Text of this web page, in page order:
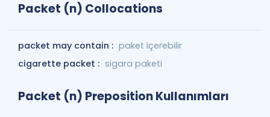
Packet (n) Collocations
packet may contain : paket içerebilir
cigarette packet : sigara paketi
Packet (n) Preposition Kullanımları